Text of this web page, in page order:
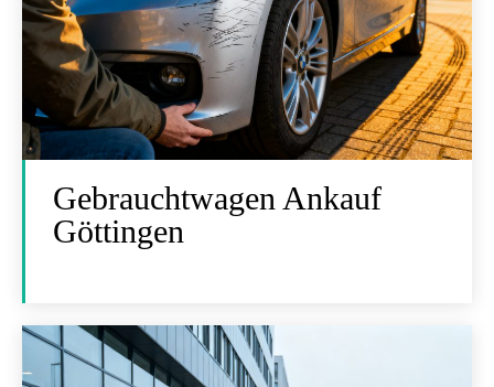
Gebrauchtwagen Ankauf
Göttingen